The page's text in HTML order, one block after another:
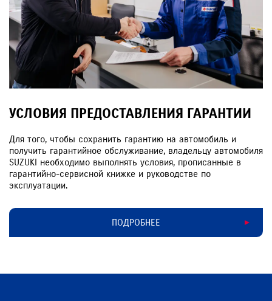
УСЛОВИЯ ПРЕДОСТАВЛЕНИЯ ГАРАНТИИ
Для того, чтобы сохранить гарантию на автомобиль и
получить гарантийное обслуживание, владельцу автомобиля
SUZUKI необходимо выполнять условия, прописанные в
гарантийно-сервисной книжке и руководстве по
эксплуатации.
ПОДРОБНЕЕ